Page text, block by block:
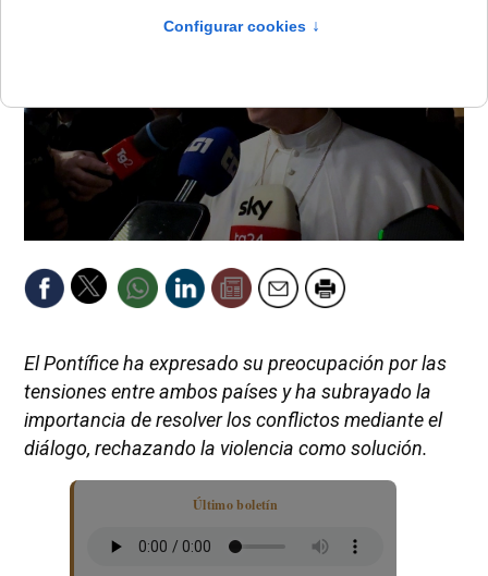
El Pontífice ha expresado su preocupación por las
tensiones entre ambos países y ha subrayado la
importancia de resolver los conflictos mediante el
diálogo, rechazando la violencia como solución.
Último boletín